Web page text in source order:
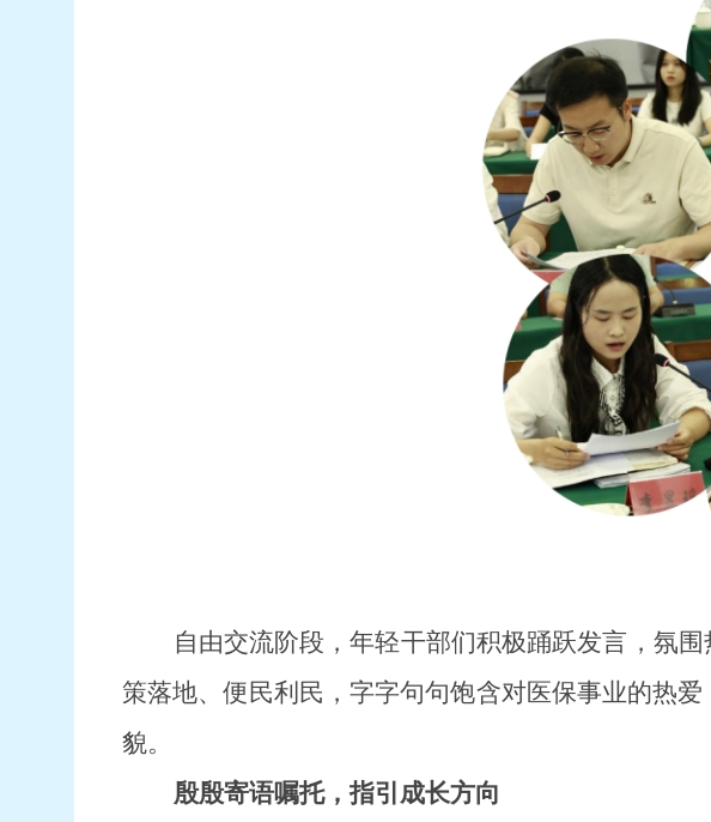
自由交流阶段，年轻干部们积极踊跃发言，氛
策落地、便民利民，字字句句饱含对医保事业的热
貌。
殷殷寄语嘱托，指引成长方向